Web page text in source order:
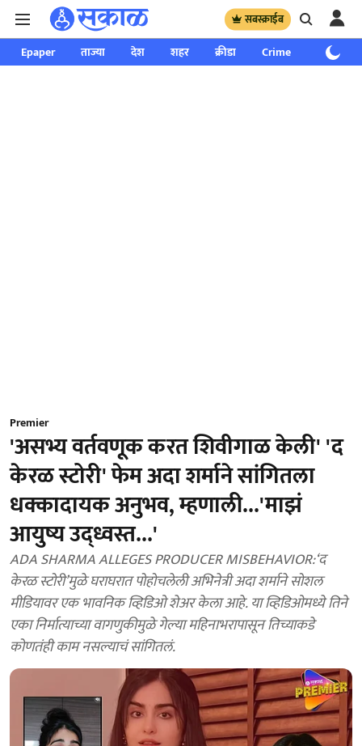
सबस्क्राईब
Epaper ताज्या देश शहर क्रीडा Crime साप्ताहिक
Premier
'असभ्य वर्तवणूक करत शिवीगाळ केली' 'द
केरळ स्टोरी' फेम अदा शर्माने सांगितला
धक्कादायक अनुभव, म्हणाली...'माझं
आयुष्य उद्ध्वस्त...'
ADA SHARMA ALLEGES PRODUCER MISBEHAVIOR:‘द
केरळ स्टोरी’मुळे घराघरात पोहोचलेली अभिनेत्री अदा शर्माने सोशल
मीडियावर एक भावनिक व्हिडिओ शेअर केला आहे. या व्हिडिओमध्ये तिने
एका निर्मात्याच्या वागणुकीमुळे गेल्या महिनाभरापासून तिच्याकडे
कोणतंही काम नसल्याचं सांगितलं.